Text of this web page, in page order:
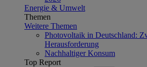
Energie & Umwelt
Themen
Weitere Themen
Photovoltaik in Deutschland:
Herausforderung
Nachhaltiger Konsum
Top Report